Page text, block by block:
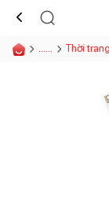
...... Thời